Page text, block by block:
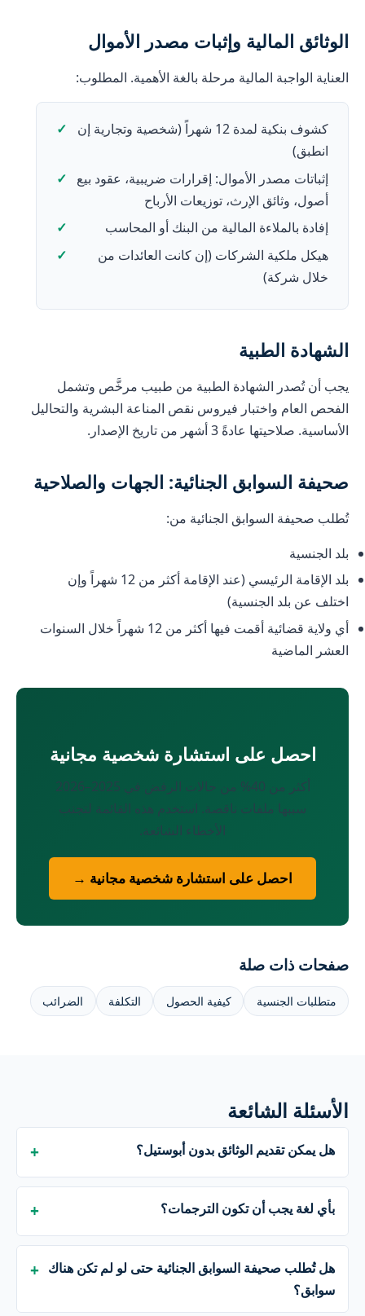
الوثائق المالية وإثبات مصدر الأموال
العناية الواجبة المالية مرحلة بالغة الأهمية. المطلوب:
كشوف بنكية لمدة 12 شهراً (شخصية وتجارية إن
انطبق)
إثباتات مصدر الأموال: إقرارات ضريبية، عقود بيع
أصول، وثائق الإرث، توزيعات الأرباح
إفادة بالملاءة المالية من البنك أو المحاسب
هيكل ملكية الشركات (إن كانت العائدات من
خلال شركة)
الشهادة الطبية
يجب أن تُصدر الشهادة الطبية من طبيب مرخَّص وتشمل
الفحص العام واختبار فيروس نقص المناعة البشرية والتحاليل
الأساسية. صلاحيتها عادةً 3 أشهر من تاريخ الإصدار.
صحيفة السوابق الجنائية: الجهات والصلاحية
تُطلب صحيفة السوابق الجنائية من:
بلد الجنسية
بلد الإقامة الرئيسي (عند الإقامة أكثر من 12 شهراً وإن
اختلف عن بلد الجنسية)
أي ولاية قضائية أقمت فيها أكثر من 12 شهراً خلال السنوات
العشر الماضية
احصل على استشارة شخصية مجانية
أكثر من 40% من حالات الرفض في 2025–2026
سببها ملفات ناقصة. استخدم هذه القائمة لتجنب
الأخطاء الشائعة.
احصل على استشارة شخصية مجانية →
صفحات ذات صلة
متطلبات الجنسية كيفية الحصول التكلفة الضرائب
الأسئلة الشائعة
هل يمكن تقديم الوثائق بدون أبوستيل؟
بأي لغة يجب أن تكون الترجمات؟
هل تُطلب صحيفة السوابق الجنائية حتى لو لم تكن هناك
سوابق؟